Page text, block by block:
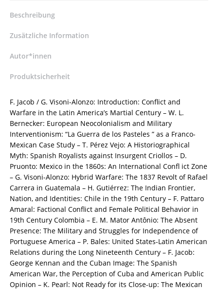
Century
Gilmar
Alonzo
Frank
(Hrsg.)
–
ISBN
9783826061585
/
978-
3-
8260-
6158-
5
/
978-
3-
82-
606158-
5
Menge
Beschreibung
Zusätzliche Information
Autor*innen
Produktsicherheit
F. Jacob / G. Visoni-Alonzo: Introduction: Conflict and
Warfare in the Latin America’s Martial Century – W. L.
Bernecker: European Neocolonialism and Military
Interventionism: “La Guerra de los Pasteles ” as a Franco-
Mexican Case Study – T. Pérez Vejo: A Historiographical
Myth: Spanish Royalists against Insurgent Criollos – D.
Pruonto: Mexico in the 1860s: An International Confl ict Zone
– G. Visoni-Alonzo: Hybrid Warfare: The 1837 Revolt of Rafael
Carrera in Guatemala – H. Gutiérrez: The Indian Frontier,
Nation, and Identities: Chile in the 19th Century – F. Pattaro
Amaral: Factional Conflict and Female Political Behavior in
19th Century Colombia – E. M. Mator Antônio: The Absent
Presence: The Military and Struggles for Independence of
Portuguese America – P. Bales: United States-Latin American
Relations during the Long Nineteenth Century – F. Jacob:
George Kennan and the Cuban Image: The Spanish
American War, the Perception of Cuba and American Public
Opinion – K. Pearl: Not Ready for its Close-up: The Mexican